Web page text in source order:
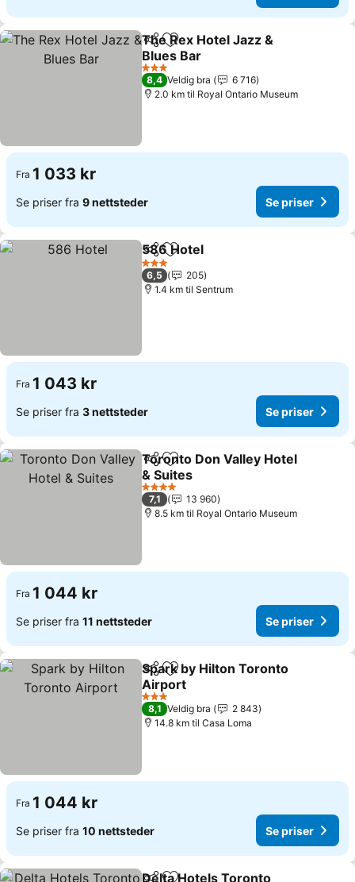
Del Legg til i favoritter
The Rex Hotel Jazz &
Blues Bar
3 Stjerner
8,4 Veldig bra
6 716
2.0 km til Royal Ontario Museum
Fra 1 033 kr
Se priser fra 9 nettsteder Se priser
Del Legg til i favoritter
586 Hotel
3 Stjerner
6,5
205
1.4 km til Sentrum
Fra 1 043 kr
Se priser fra 3 nettsteder Se priser
Del Legg til i favoritter
Toronto Don Valley Hotel
& Suites
4 Stjerner
7,1
13 960
8.5 km til Royal Ontario Museum
Fra 1 044 kr
Se priser fra 11 nettsteder Se priser
Del Legg til i favoritter
Spark by Hilton Toronto
Airport
3 Stjerner
8,1 Veldig bra
2 843
14.8 km til Casa Loma
Fra 1 044 kr
Se priser fra 10 nettsteder Se priser
Delta Hotels Toronto